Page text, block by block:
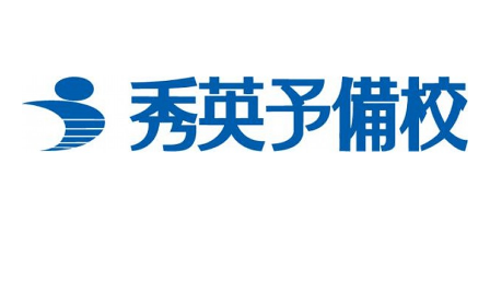
まみつまみ参考書をやっていた自分でしたが、完璧に一冊仕上
げることの大切さを知ることができました。
引用元：武田塾三島校塾生の声
引用元：武田塾三島校塾生の声